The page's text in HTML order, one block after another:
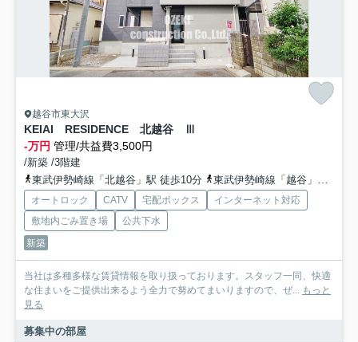
越谷市東大沢
KEIAI RESIDENCE 北越谷 Ⅲ
-万円 管理/共益費3,500円
/新築 /3階建
東武伊勢崎線「北越谷」駅 徒歩10分
東武伊勢崎線「越谷」駅 徒歩31分
オートロック CATV 宅配ボックス
インターネット対応
敷地内ごみ置き場
公共下水
新築
当社は多種多様な賃貸情報を取り扱っております。スタッフ一同、快適
な住まいをご提供出来るよう全力で努めてまいりますので、ぜ...
もっと
見る
募集中の部屋